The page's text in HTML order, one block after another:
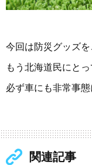
今回は防災グッズを
もう北海道民にと
必ず車にも非常事
関連記事